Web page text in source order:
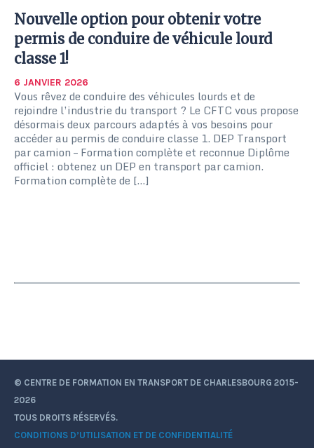
Nouvelle option pour obtenir votre
permis de conduire de véhicule lourd
classe 1!
6 JANVIER 2026
Vous rêvez de conduire des véhicules lourds et de
rejoindre l’industrie du transport ? Le CFTC vous propose
désormais deux parcours adaptés à vos besoins pour
accéder au permis de conduire classe 1. DEP Transport
par camion – Formation complète et reconnue Diplôme
officiel : obtenez un DEP en transport par camion.
Formation complète de […]
© CENTRE DE FORMATION EN TRANSPORT DE CHARLESBOURG 2015-
2026
TOUS DROITS RÉSERVÉS.
CONDITIONS D’UTILISATION ET DE CONFIDENTIALITÉ